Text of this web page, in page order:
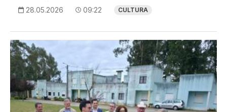
28.05.2026 09:22 CULTURA
Imagem